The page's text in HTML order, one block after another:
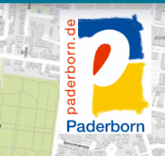
Visuelle
Assistenzsoftware
öffnen.
Mit
der
Tastatur
erreichbar
über
+